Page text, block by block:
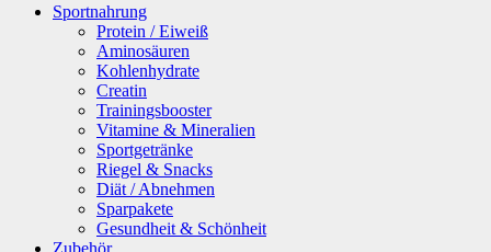
Sportnahrung
Protein / Eiweiß
Aminosäuren
Kohlenhydrate
Creatin
Trainingsbooster
Vitamine & Mineralien
Sportgetränke
Riegel & Snacks
Diät / Abnehmen
Sparpakete
Gesundheit & Schönheit
Zubehör